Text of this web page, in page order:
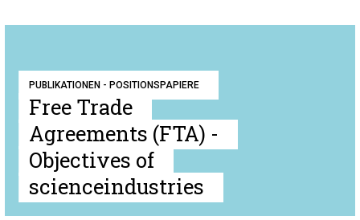
PUBLIKATIONEN - POSITIONSPAPIERE
Free Trade
Agreements (FTA) -
Objectives of
scienceindustries